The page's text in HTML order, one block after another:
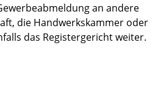
an andere
die Handwerkskammer oder
das Registergericht weiter.